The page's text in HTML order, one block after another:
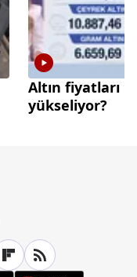
Altın fiyatları
yükseliyor?